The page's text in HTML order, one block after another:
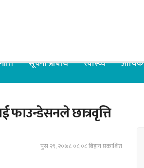
सूचना प्रबिधि स्वास्थ्य आर्थिक
फाउन्डेसनले छात्रवृत्ति
पुस २९, २०७८ ०८;०८ बिहान प्रकाशित